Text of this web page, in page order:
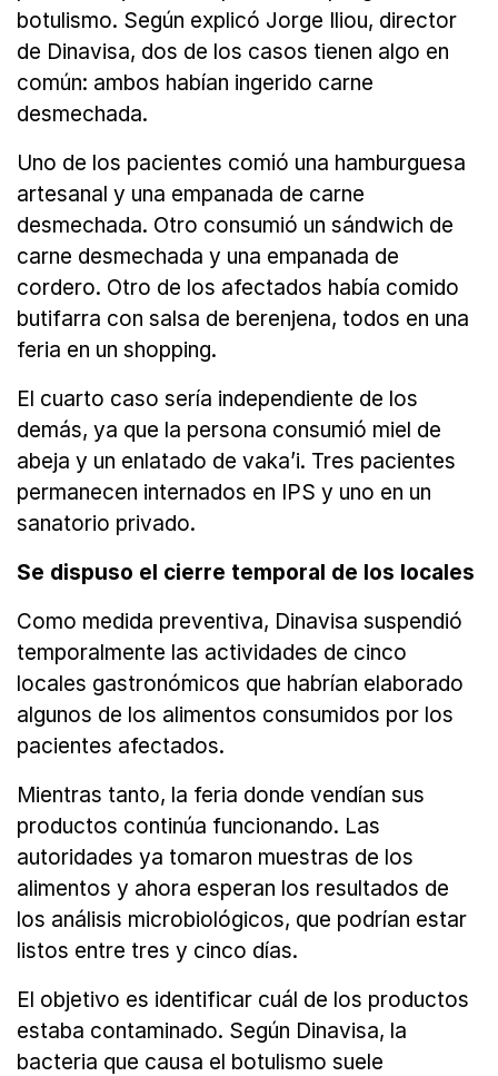
botulismo. Según explicó Jorge Iliou, director
de Dinavisa, dos de los casos tienen algo en
común: ambos habían ingerido carne
desmechada.
Uno de los pacientes comió una hamburguesa
artesanal y una empanada de carne
desmechada. Otro consumió un sándwich de
carne desmechada y una empanada de
cordero. Otro de los afectados había comido
butifarra con salsa de berenjena, todos en una
feria en un shopping.
El cuarto caso sería independiente de los
demás, ya que la persona consumió miel de
abeja y un enlatado de vaka’i. Tres pacientes
permanecen internados en IPS y uno en un
sanatorio privado.
Se dispuso el cierre temporal de los locales
Como medida preventiva, Dinavisa suspendió
temporalmente las actividades de cinco
locales gastronómicos que habrían elaborado
algunos de los alimentos consumidos por los
pacientes afectados.
Mientras tanto, la feria donde vendían sus
productos continúa funcionando. Las
autoridades ya tomaron muestras de los
alimentos y ahora esperan los resultados de
los análisis microbiológicos, que podrían estar
listos entre tres y cinco días.
El objetivo es identificar cuál de los productos
estaba contaminado. Según Dinavisa, la
bacteria que causa el botulismo suele